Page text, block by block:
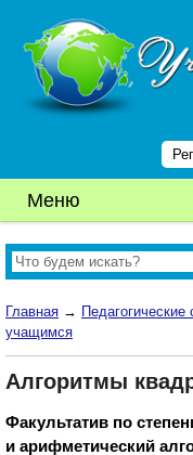
Меню
Главная → Педагогические
учащимся
Алгоритмы
Факультатив по
и арифметический